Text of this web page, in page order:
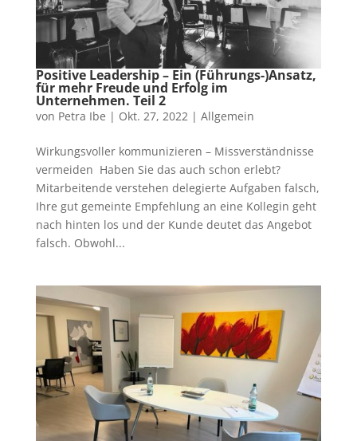
Positive Leadership – Ein (Führungs-)Ansatz,
für mehr Freude und Erfolg im
Unternehmen. Teil 2
von Petra Ibe | Okt. 27, 2022 | Allgemein
Wirkungsvoller kommunizieren – Missverständnisse
vermeiden Haben Sie das auch schon erlebt?
Mitarbeitende verstehen delegierte Aufgaben falsch,
Ihre gut gemeinte Empfehlung an eine Kollegin geht
nach hinten los und der Kunde deutet das Angebot
falsch. Obwohl...